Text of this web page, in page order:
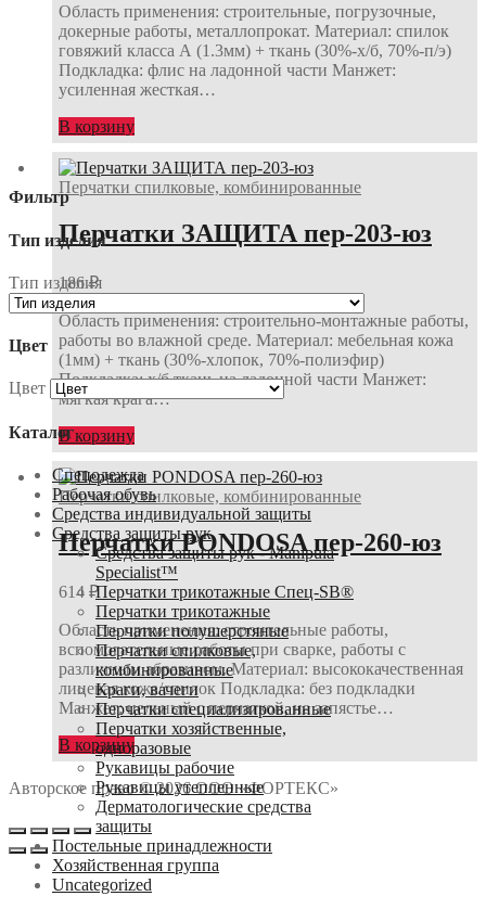
Область применения: строительные, погрузочные,
докерные работы, металлопрокат. Материал: спилок
говяжий класса А (1.3мм) + ткань (30%-х/б, 70%-п/э)
Подкладка: флис на ладонной части Манжет:
усиленная жесткая…
В корзину
Перчатки спилковые, комбинированные
Перчатки ЗАЩИТА пер-203-юз
186₽
Область применения: строительно-монтажные работы,
работы во влажной среде. Материал: мебельная кожа
(1мм) + ткань (30%-хлопок, 70%-полиэфир)
Подкладка: х/б ткань на ладонной части Манжет:
мягкая крага…
В корзину
Перчатки спилковые, комбинированные
Перчатки PONDOSA пер-260-юз
614 ₽
Область применения: строительные работы,
вспомогательные работы при сварке, работы с
различным абразивом. Материал: высококачественная
лицевая кожа/спилок Подкладка: без подкладки
Манжет: цельный с перчаткой, на запястье…
В корзину
Авторское право © 2026 ООО «ФОРТЕКС»
Фильтр
Тип изделия
Тип изделия
Цвет
Цвет
Каталог
Спецодежда
Рабочая обувь
Средства индивидуальной защиты
Средства защиты рук
Средства защиты рук - Manipula
Specialist™
Перчатки трикотажные Спец-SB®
Перчатки трикотажные
Перчатки полушерстяные
Перчатки спилковые,
комбинированные
Краги, вачеги
Перчатки специализированные
Перчатки хозяйственные,
одноразовые
Рукавицы рабочие
Рукавицы утепленные
Дерматологические средства
защиты
Постельные принадлежности
Хозяйственная группа
Uncategorized